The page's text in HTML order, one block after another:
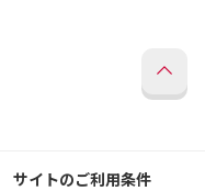
サイトのご利用条件